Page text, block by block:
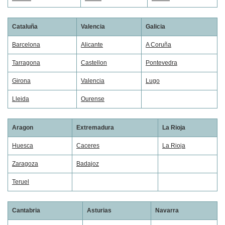
Cataluña Valencia Galicia
Barcelona Alicante A Coruña
Tarragona Castellon Pontevedra
Girona Valencia Lugo
Lleida Ourense
Aragon Extremadura La Rioja
Huesca Caceres La Rioja
Zaragoza Badajoz
Teruel
Cantabria Asturias Navarra